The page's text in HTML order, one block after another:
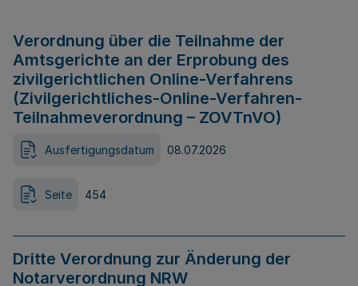
Verordnung über die Teilnahme der
Amtsgerichte an der Erprobung des
zivilgerichtlichen Online-Verfahrens
(Zivilgerichtliches-Online-Verfahren-
Teilnahmeverordnung – ZOVTnVO)
Ausfertigungsdatum 08.07.2026
Seite 454
Dritte Verordnung zur Änderung der
Notarverordnung NRW